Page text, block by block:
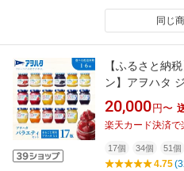
同じ
【ふるさと納
ン】アヲハタ
瓶 アヲハタ55
6瓶（1瓶250g
ベリー 白桃 オ
じく りんご 小
20,000 円〜
楽天カード決済
17個 34個 51個
4.75